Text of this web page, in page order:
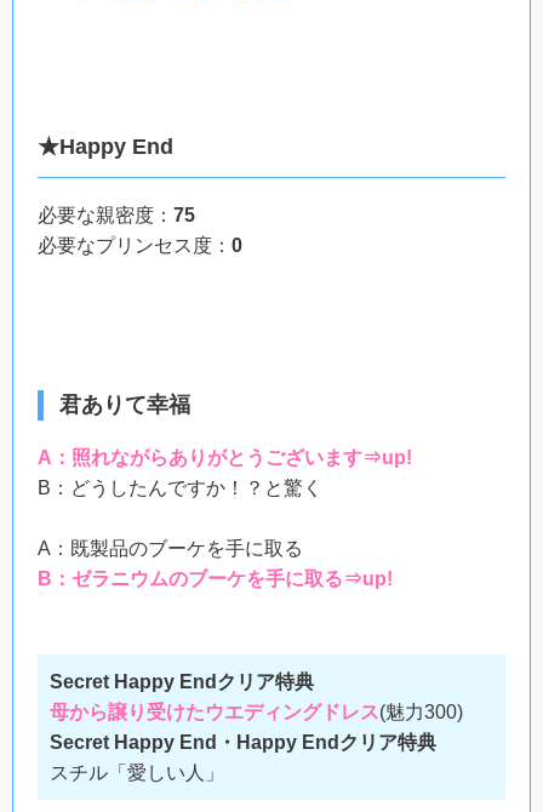
★Happy End
必要な親密度： 75
必要なプリンセス度： 0
君ありて幸福
A：照れながらありがとうございます⇒up!
B：どうしたんですか！？と驚く
A：既製品のブーケを手に取る
B：ゼラニウムのブーケを手に取る⇒up!
Secret Happy Endクリア特典
母から譲り受けたウエディングドレス(魅力300)
Secret Happy End・Happy Endクリア特典
スチル「愛しい人」